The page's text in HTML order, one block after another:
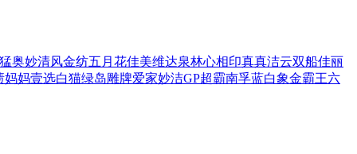
奥妙清风金纺五月花佳美维达泉林心相印真真洁云双船佳丽
妈妈壹选白猫绿岛雕牌爱家妙洁GP超霸南孚蓝白象金霸王六